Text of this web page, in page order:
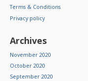
Terms & Conditions
Privacy policy
Archives
November 2020
October 2020
September 2020